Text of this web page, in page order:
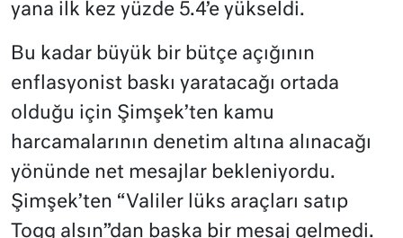
yana ilk kez yüzde 5.4’e yükseldi.
Bu kadar büyük bir bütçe açığının
enflasyonist baskı yaratacağı ortada
olduğu için Şimşek’ten kamu
harcamalarının denetim altına alınacağı
yönünde net mesajlar bekleniyordu.
Şimşek’ten “Valiler lüks araçları satıp
Togg alsın”dan başka bir mesaj gelmedi.